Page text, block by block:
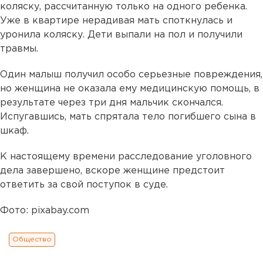
коляску, рассчитанную только на одного ребенка.
Уже в квартире нерадивая мать споткнулась и
уронила коляску. Дети выпали на пол и получили
травмы.
Один малыш получил особо серьезные повреждения,
но женщина не оказала ему медицинскую помощь, в
результате через три дня мальчик скончался.
Испугавшись, мать спрятала тело погибшего сына в
шкаф.
К настоящему времени расследование уголовного
дела завершено, вскоре женщине предстоит
ответить за свой поступок в суде.
Фото: pixabay.com
Общество